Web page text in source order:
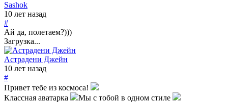
Sashok
10 лет назад
#
Ай да, полетаем?)))
Загрузка...
Астрадени Джейн
10 лет назад
#
Привет тебе из космоса!
Классная аватарка
Мы с тобой в одном стиле